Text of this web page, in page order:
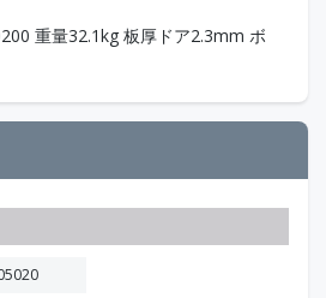
重量32.1kg 板厚ドア2.3mm ボ